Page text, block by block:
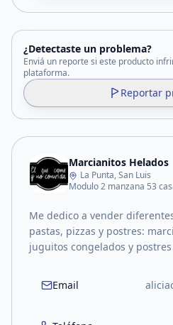
¿Detectaste un problema?
Enviá un reporte si este producto
plataforma.
Reportar
Marcianitos Helados
La Punta, San Luis
Modulo 2 manzana 53
Me dedico a vender
pastas, pizzas y postres:
juguitos congelados y
Email